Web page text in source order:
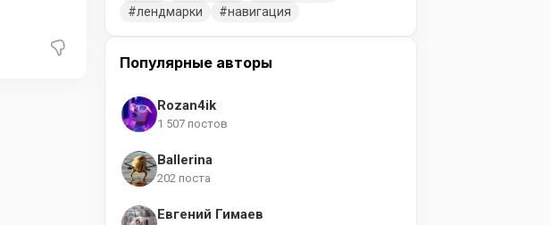
лендмарки
навигация
Популярные авторы
Rozan4ik
1 507 постов
Ballerina
202 поста
Евгений Гимаев